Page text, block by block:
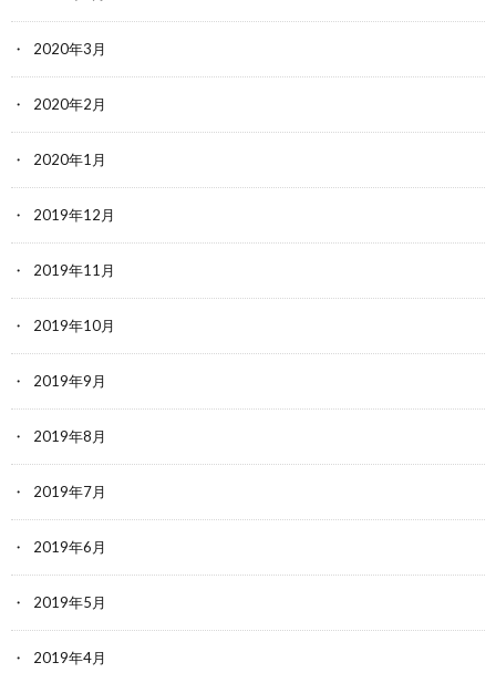
2020年3月
2020年2月
2020年1月
2019年12月
2019年11月
2019年10月
2019年9月
2019年8月
2019年7月
2019年6月
2019年5月
2019年4月